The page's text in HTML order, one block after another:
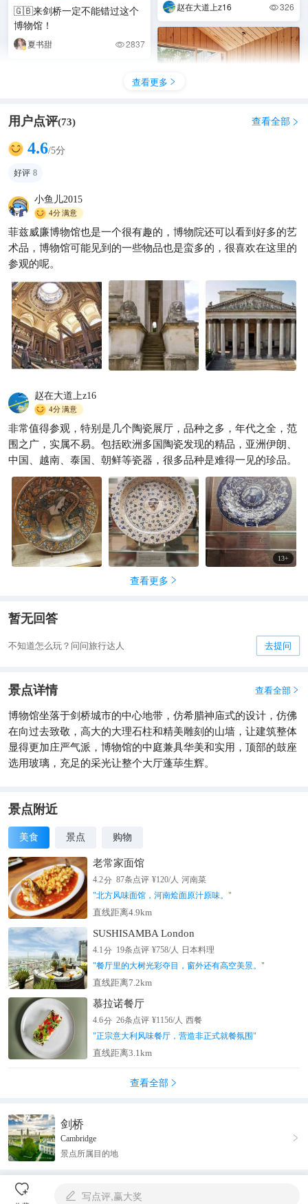
🇬🇧来剑桥一定不能错过这个
博物馆！
夏书甜 2837
赵在大道上z16 326
奇思妙想随笔  282
查看更多 
用户点评(73) 查看全部 
4.6/5分
好评 8
小鱼儿2015
4分满意
菲兹威廉博物馆也是一个很有趣的，博物院还可以看到好多的艺
术品，博物馆可能见到的一些物品也是蛮多的，很喜欢在这里的
参观的呢。
赵在大道上z16
4分满意
非常值得参观，特别是几个陶瓷展厅，品种之多，年代之全，范
围之广，实属不易。包括欧洲多国陶瓷发现的精品，亚洲伊朗、
中国、越南、泰国、朝鲜等瓷器，很多品种是难得一见的珍品。
13+
查看更多 
暂无回答
不知道怎么玩？问问旅行达人 去提问
景点详情 查看全部 
博物馆坐落于剑桥城市的中心地带，仿希腊神庙式的设计，仿佛
在向过去致敬，高大的大理石柱和精美雕刻的山墙，让建筑整体
显得更加庄严气派，博物馆的中庭兼具华美和实用，顶部的鼓座
选用玻璃，充足的采光让整个大厅蓬荜生辉。
景点附近
美食 景点 购物
老常家面馆
4.2分 87条点评 ¥120/人 河南菜
"北方风味面馆，河南烩面原汁原味。 "
直线距离4.9km
SUSHISAMBA London
4.1分 19条点评 ¥758/人 日本料理
"餐厅里的大树光彩夺目，窗外还有高空美景。 "
直线距离7.2km
慕拉诺餐厅
4.6分 26条点评 ¥1156/人 西餐
"正宗意大利风味餐厅，营造非正式就餐氛围"
直线距离3.1km
查看全部 
剑桥
Cambridge
景点所属目的地

  写点评,赢大奖